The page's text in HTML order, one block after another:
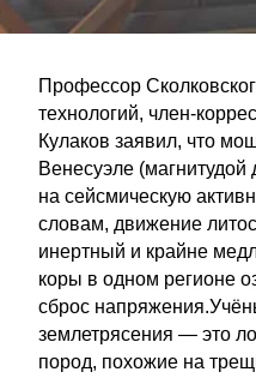
Профессор
технологий, член-
Кулаков заявил, что
Венесуэле (магнитудой
на сейсмическую
словам, движение
инертный и крайне
коры в одном регионе
сброс
землетрясения — это
пород, похожие на